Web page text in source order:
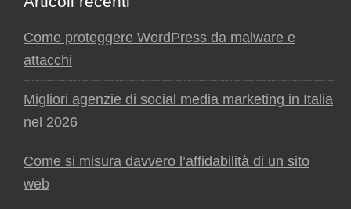
Come proteggere WordPress da malware e
attacchi
Migliori agenzie di social media marketing in Italia
nel 2026
Come si misura davvero l’affidabilità di un sito
web